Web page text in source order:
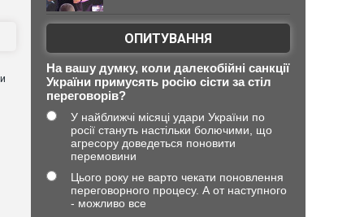
ОПИТУВАННЯ
На вашу думку, коли далекобійні санкції
України примусять росію сісти за стіл
переговорів?
У найближчі місяці удари України по
росії стануть настільки болючими, що
агресору доведеться поновити
перемовини
Цього року не варто чекати поновлення
переговорного процесу. А от наступного
- можливо все